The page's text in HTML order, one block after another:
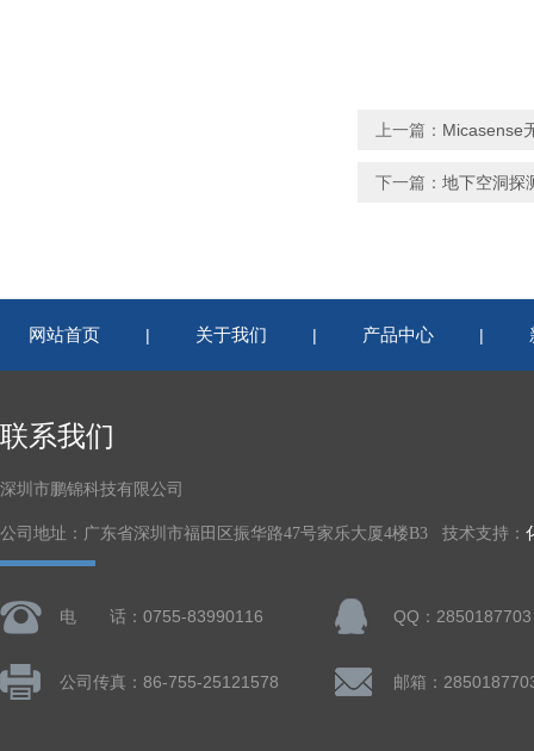
上一篇： Micasense
下一篇： 地下空洞探
网站首页 | 关于我们 | 产品中心 |
联系我们
深圳市鹏锦科技有限公司
公司地址：广东省深圳市福田区振华路47号家乐大厦4楼B3 技术支持：
电 话：0755-83990116 QQ：2850187703
公司传真：86-755-25121578 邮箱：